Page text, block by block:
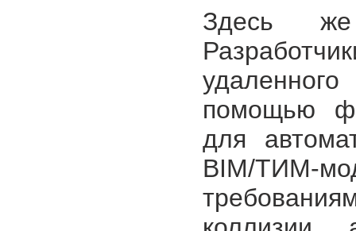
Здесь же
помощью
для
BIM/ТИМ-